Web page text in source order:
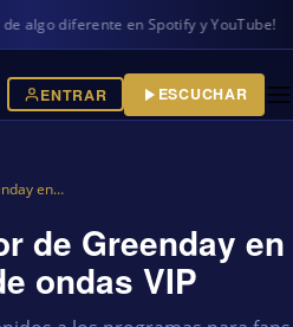
diferente en Spotify y YouTube!
ENTRAR ESCUCHAR
en…
de Greenday en
ondas VIP